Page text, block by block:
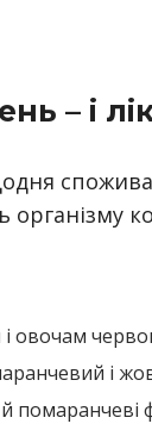
– і
овочам
і
помаранчеві